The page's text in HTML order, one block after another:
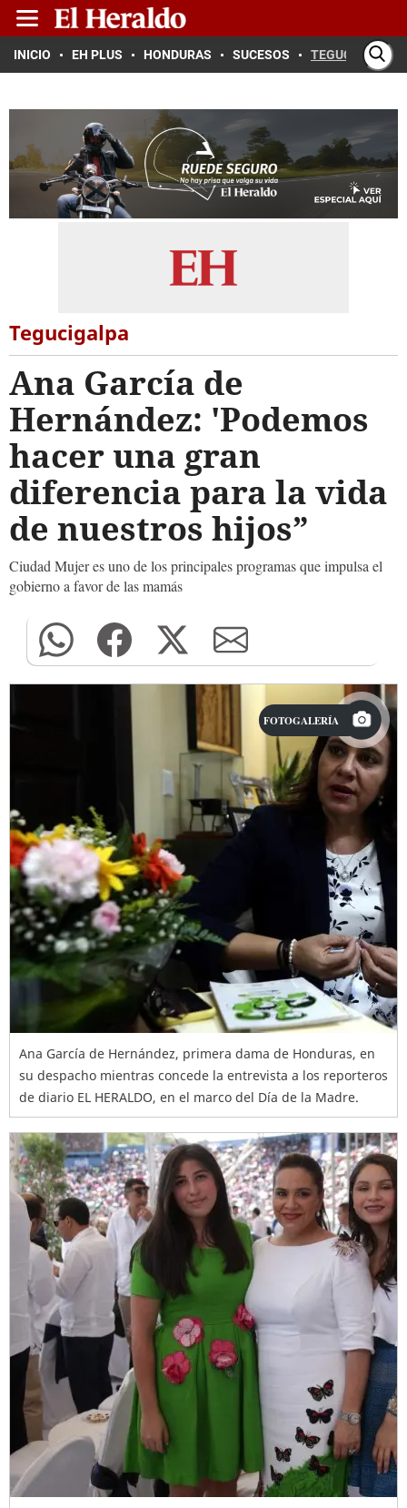
INICIO EH PLUS HONDURAS SUCESOS TEGUCIGALPA
Tegucigalpa
Ana García de
Hernández: 'Podemos
hacer una gran
diferencia para la vida
de nuestros hijos”
Ciudad Mujer es uno de los principales programas que impulsa el
gobierno a favor de las mamás
FOTOGALERÍA
Ana García de Hernández, primera dama de Honduras, en
su despacho mientras concede la entrevista a los reporteros
de diario EL HERALDO, en el marco del Día de la Madre.